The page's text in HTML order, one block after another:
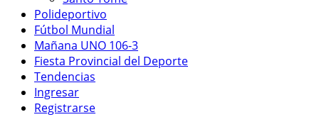
Polideportivo
Fútbol Mundial
Mañana UNO 106-3
Fiesta Provincial del Deporte
Tendencias
Ingresar
Registrarse